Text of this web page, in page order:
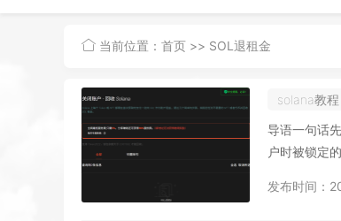
当前位置： 首页 >> SOL退租金
solana教程
导语一句话
户时被锁定
发布时间：